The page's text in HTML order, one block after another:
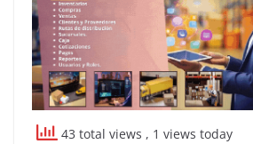
43 total views , 1 views today